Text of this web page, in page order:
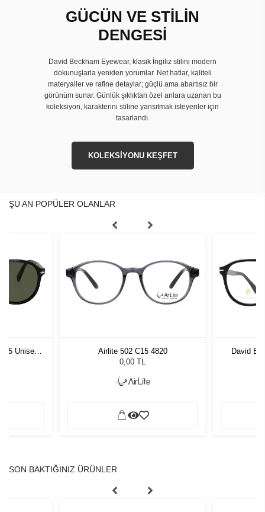
GÜCÜN VE STİLİN
DENGESİ
David Beckham Eyewear, klasik İngiliz stilini modern
dokunuşlarla yeniden yorumlar. Net hatlar, kaliteli
materyaller ve rafine detaylar; güçlü ama abartısız bir
görünüm sunar. Günlük şıklıktan özel anlara uzanan bu
koleksiyon, karakterini stiline yansıtmak isteyenler için
tasarlandı.
KOLEKSİYONU KEŞFET
ŞU AN POPÜLER OLANLAR
55 Unisex
Airlite 502 C15 4820
0,00 TL
David
SON BAKTIĞINIZ ÜRÜNLER